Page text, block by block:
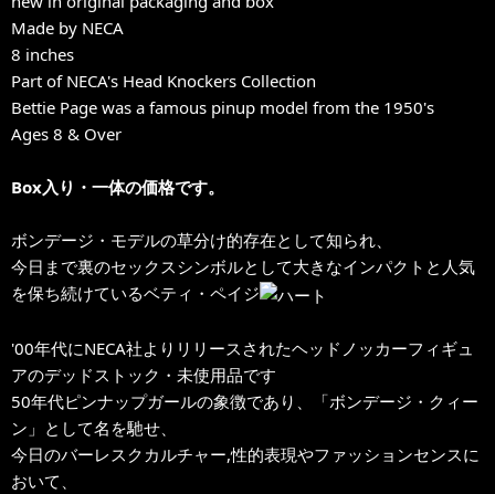
Made by NECA
8 inches
Part of NECA's Head Knockers Collection
Bettie Page was a famous pinup model from the 1950's
Ages 8 & Over
Box入り・一体の価格です。
ボンデージ・モデルの草分け的存在として知られ、
今日まで裏のセックスシンボルとして大きなインパクトと人気
を保ち続けているベティ・ペイジ
'00年代にNECA社よりリリースされたヘッドノッカーフィギュ
アのデッドストック・未使用品です
50年代ピンナップガールの象徴であり、「ボンデージ・クィー
ン」として名を馳せ、
今日のバーレスクカルチャー,性的表現やファッションセンスに
おいて、